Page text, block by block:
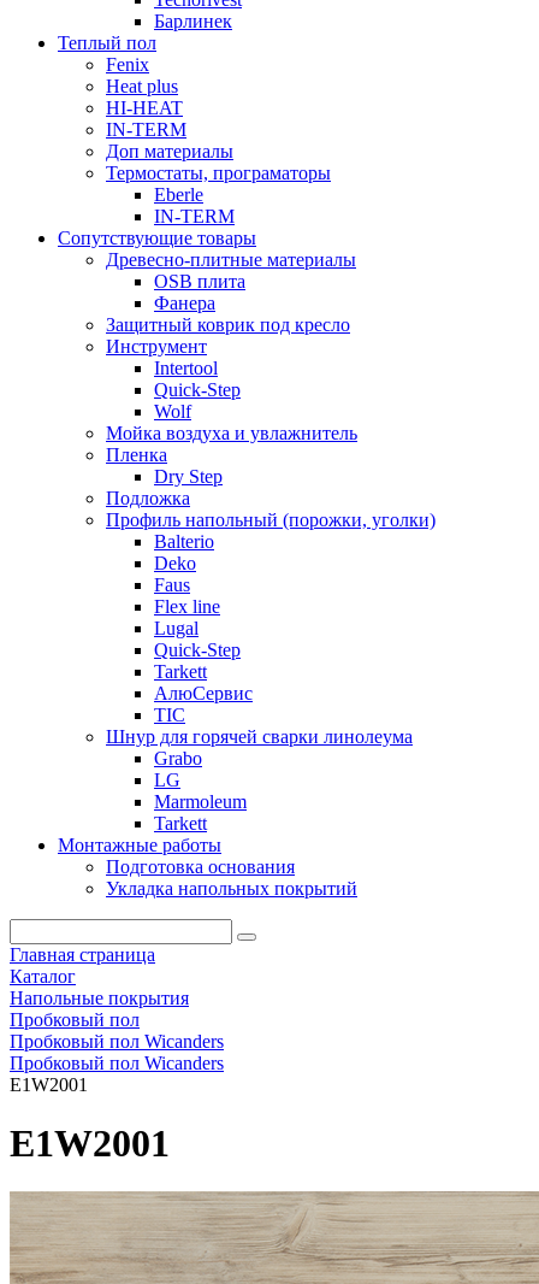
Барлинек
Теплый пол
Fenix
Heat plus
HI-HEAT
IN-TERM
Доп материалы
Термостаты, програматоры
Eberle
IN-TERM
Сопутствующие товары
Древесно-плитные материалы
OSB плита
Фанера
Защитный коврик под кресло
Инструмент
Intertool
Quick-Step
Wolf
Мойка воздуха и увлажнитель
Пленка
Dry Step
Подложка
Профиль напольный (порожки, уголки)
Balterio
Deko
Faus
Flex line
Lugal
Quick-Step
Tarkett
АлюСервис
ТІС
Шнур для горячей сварки линолеума
Grabo
LG
Marmoleum
Tarkett
Монтажные работы
Подготовка основания
Укладка напольных покрытий
Главная страница
Каталог
Напольные покрытия
Пробковый пол
Пробковый пол Wicanders
Пробковый пол Wicanders
E1W2001
E1W2001